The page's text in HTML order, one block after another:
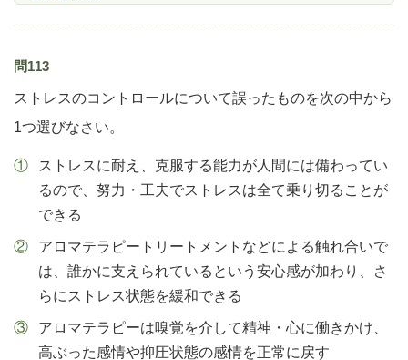
問113
ストレスのコントロールについて誤ったものを次の中から
1つ選びなさい。
ストレスに耐え、克服する能力が人間には備わってい
るので、努力・工夫でストレスは全て乗り切ることが
できる
アロマテラピートリートメントなどによる触れ合いで
は、誰かに支えられているという安心感が加わり、さ
らにストレス状態を緩和できる
アロマテラピーは嗅覚を介して精神・心に働きかけ、
高ぶった感情や抑圧状態の感情を正常に戻す